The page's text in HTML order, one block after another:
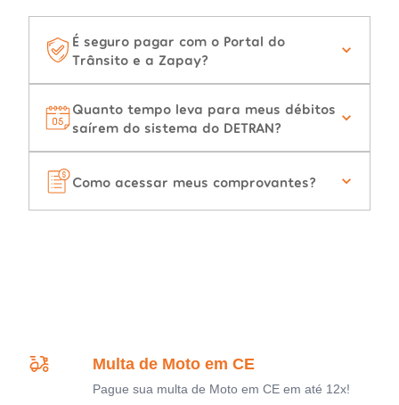
É seguro pagar com o Portal do
Trânsito e a Zapay?
Quanto tempo leva para meus débitos
saírem do sistema do DETRAN?
Como acessar meus comprovantes?
Multa de Moto em CE
Pague sua multa de Moto em CE em até 12x!